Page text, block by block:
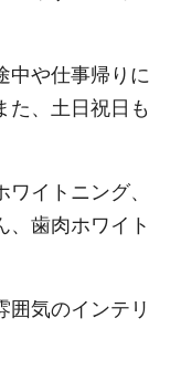
中や仕事帰りに
た、土日祝日も
イトニング、
、歯肉ホワイト
囲気のインテリ